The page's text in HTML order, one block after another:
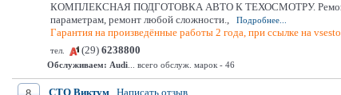
КОМПЛЕКСНАЯ ПОДГОТОВКА АВТО К ТЕХОСМОТРУ. Ремонт
параметрам, ремонт любой сложности.,
Подробнее...
Гарантия на произведённые работы 2 года, при ссылке на
тел. (29) 6238800
Обслуживаем: Audi ... всего обслуж. марок - 46
СТО Виктум Написать отзыв